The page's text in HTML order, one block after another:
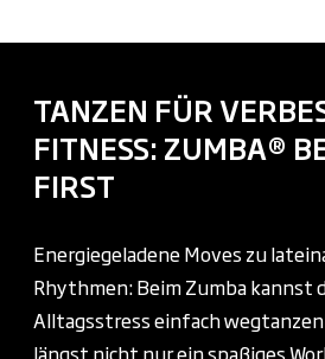
TANZEN FÜR
FITNESS: ZUMBA®
FIRST
Energiegeladene Moves zu
Rhythmen: Beim Zumba kannst
Alltagsstress einfach
längst nicht nur ein spaßiges